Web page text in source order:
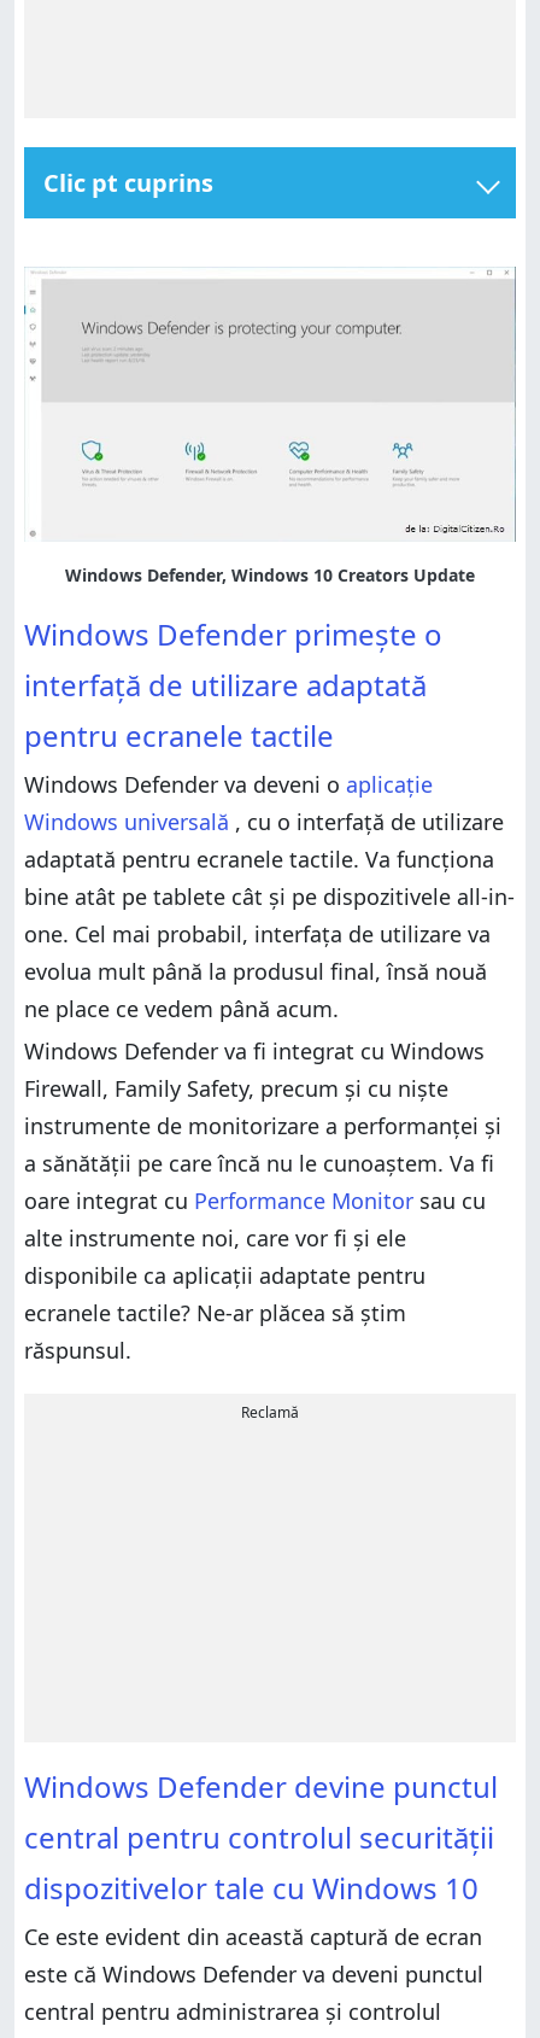
Clic pt cuprins
Windows Defender va oferi rapoarte regulate de
sănătate și securitate
Ce urmează în Windows 10 Creators Update din
Windows Defender, Windows 10 Creators Update
adaptată pentru ecranele tactile
controlul securității dispozitivelor tale cu Windows 10
Windows Defender va oferi rapoarte regulate de
sănătate și securitate
Ce urmează în Windows 10 Creators Update din
punct de vedere al securității?
Windows Defender primește o
interfață de utilizare adaptată
pentru ecranele tactile
Windows Defender va deveni o aplicație
Windows universală , cu o interfață de utilizare
adaptată pentru ecranele tactile. Va funcționa
bine atât pe tablete cât și pe dispozitivele all-in-
one. Cel mai probabil, interfața de utilizare va
evolua mult până la produsul final, însă nouă
ne place ce vedem până acum.
Windows Defender va fi integrat cu Windows
Firewall, Family Safety, precum și cu niște
instrumente de monitorizare a performanței și
a sănătății pe care încă nu le cunoaștem. Va fi
oare integrat cu Performance Monitor sau cu
alte instrumente noi, care vor fi și ele
disponibile ca aplicații adaptate pentru
ecranele tactile? Ne-ar plăcea să știm
răspunsul.
Reclamă
Windows Defender devine punctul
central pentru controlul securității
dispozitivelor tale cu Windows 10
Ce este evident din această captură de ecran
este că Windows Defender va deveni punctul
central pentru administrarea și controlul